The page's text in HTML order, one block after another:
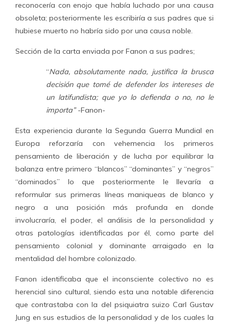
reconocería con enojo que había luchado por una causa
obsoleta; posteriormente les escribiría a sus padres que si
hubiese muerto no habría sido por una causa noble.
Sección de la carta enviada por Fanon a sus padres;
“Nada, absolutamente nada, justifica la brusca
decisión que tomé de defender los intereses de
un latifundista; que yo lo defienda o no, no le
importa”-Fanon-
Esta experiencia durante la Segunda Guerra Mundial en
Europa reforzaría con vehemencia los primeros
pensamiento de liberación y de lucha por equilibrar la
balanza entre primero “blancos” “dominantes” y “negros”
“dominados” lo que posteriormente le llevaría a
reformular sus primeras líneas maniqueas de blanco y
negro a una posición más profunda en donde
involucraría, el poder, el análisis de la personalidad y
otras patologías identificadas por él, como parte del
pensamiento colonial y dominante arraigado en la
mentalidad del hombre colonizado.
Fanon identificaba que el inconsciente colectivo no es
herencial sino cultural, siendo esta una notable diferencia
que contrastaba con la del psiquiatra suizo Carl Gustav
Jung en sus estudios de la personalidad y de los cuales la